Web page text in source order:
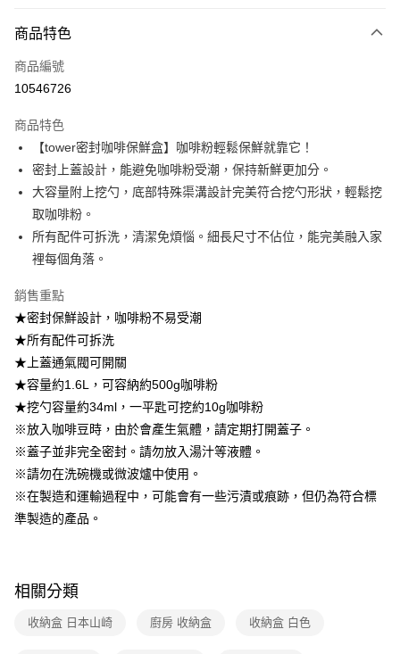
成交易。
3.實際核准額度、可分期數及費用金額請依後續交易確認頁面所載為準。
4.訂單成立30分鐘內，如未前往確認交易或遇審核未通過，訂單將自動取
消。如遇「轉專審核」未通過狀況，表示未達大哥付你分期系統評分，恕無
法說明評估內容。
1.分期款項不併入電信帳單，「大哥付你分期」於每月結算日後寄送繳費提
2.透過簡訊連結打開帳單後，可選擇「超商條碼／台灣大直營門市／銀行轉
帳／街口支付／iPASS MONEY」等通路繳費。
【注意事項】
1.本服務係由「台灣大哥大股份有限公司」（以下簡稱本公司）所提供，讓
用戶於交易時，得透過本服務購買商品或服務，並由商店將買賣／分期付款
買賣價金債權讓與本公司後，依約使用本公司帳單繳交帳款。
2.基於同意付款使用「大哥付你分期」之契約關係目的，商店將以您的個人
由本公司與您本人進行分期帳單所需資料之確認、核對及更正。
3.完整用戶服務條款，請詳閱以下連結：
每筆NT$100，滿NT$499(含以上)免運費
每筆NT$100，滿NT$499(含以上)免運費
7-11取貨付款
每筆NT$100，滿NT$499(含以上)免運費
付款後7-11取貨
每筆NT$100，滿NT$499(含以上)免運費
每筆NT$150，滿NT$299(含以上)免運費
商品特色
商品編號
10546726
商品特色
【tower密封咖啡保鮮盒】咖啡粉輕鬆保鮮就靠它！
密封上蓋設計，能避免咖啡粉受潮，保持新鮮更加分。
大容量附上挖勺，底部特殊渠溝設計完美符合挖勺形狀，輕鬆挖
取咖啡粉。
所有配件可拆洗，清潔免煩惱。細長尺寸不佔位，能完美融入家
裡每個角落。
銷售重點
★密封保鮮設計，咖啡粉不易受潮
★所有配件可拆洗
★上蓋通氣閥可開關
★容量約1.6L，可容納約500g咖啡粉
★挖勺容量約34ml，一平匙可挖約10g咖啡粉
※放入咖啡豆時，由於會產生氣體，請定期打開蓋子。
※蓋子並非完全密封。請勿放入湯汁等液體。
※請勿在洗碗機或微波爐中使用。
※在製造和運輸過程中，可能會有一些污漬或痕跡，但仍為符合標
準製造的產品。
相關分類
收納盒 日本山崎 廚房 收納盒 收納盒 白色